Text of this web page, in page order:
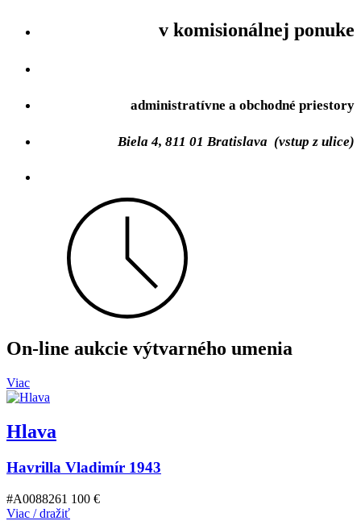
v komisionálnej ponuke
administratívne a obchodné priestory
Biela 4, 811 01 Bratislava (vstup z ulice)
On-line aukcie výtvarného umenia
Viac
Hlava
Havrilla Vladimír 1943
#A0088261 100 €
Viac / dražiť